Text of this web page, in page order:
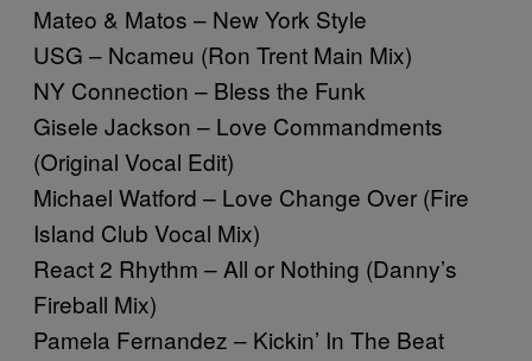
Mateo & Matos – New York Style
USG – Ncameu (Ron Trent Main Mix)
NY Connection – Bless the Funk
Gisele Jackson – Love Commandments
(Original Vocal Edit)
Michael Watford – Love Change Over (Fire
Island Club Vocal Mix)
React 2 Rhythm – All or Nothing (Danny’s
Fireball Mix)
Pamela Fernandez – Kickin’ In The Beat